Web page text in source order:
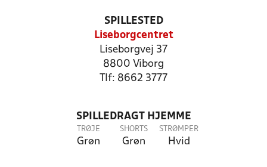
SPILLESTED
Liseborgcentret
Liseborgvej 37
8800 Viborg
Tlf: 8662 3777
SPILLEDRAGT HJEMME
TRØJE
Grøn
SHORTS
Grøn
STRØMPER
Hvid